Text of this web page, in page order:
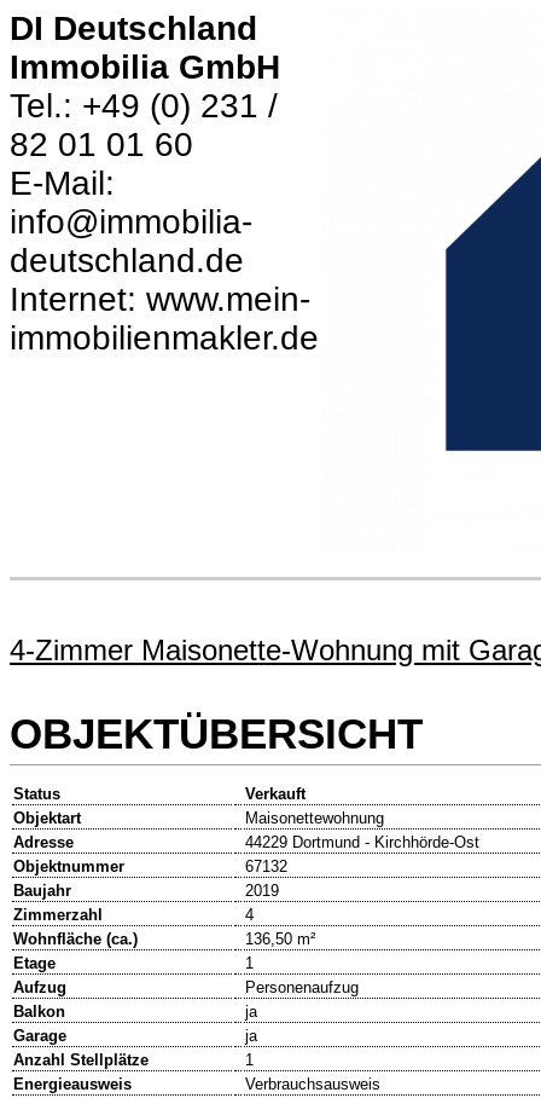
DI Deutschland
Immobilia GmbH
Tel.: +49 (0) 231 /
82 01 01 60
E-Mail:
info@immobilia-
deutschland.de
Internet: www.mein-
immobilienmakler.de
4-Zimmer Maisonette-Wohnung mit
OBJEKTÜBERSICHT
Status
Verkauft
Objektart
Maisonettewohnung
Adresse
44229 Dortmund - Kirchhörde-Ost
Objektnummer
67132
Baujahr
2019
Zimmerzahl
4
Wohnfläche (ca.)
136,50 m²
Etage
1
Aufzug
Personenaufzug
Balkon
ja
Garage
ja
Anzahl Stellplätze
1
Energieausweis
Verbrauchsausweis